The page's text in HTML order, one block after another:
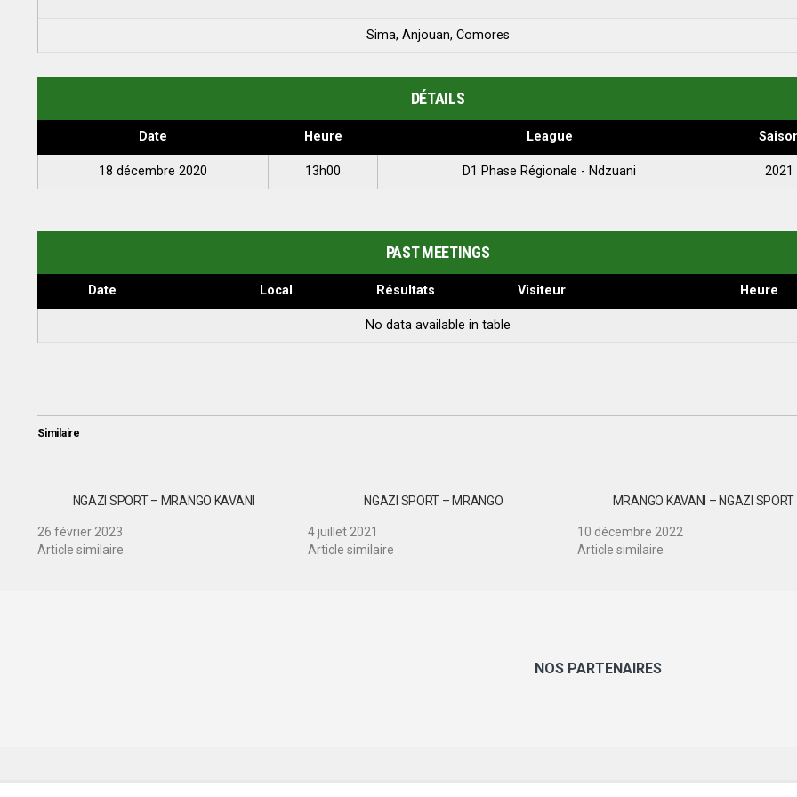
Sima, Anjouan, Comores
DÉTAILS
Date Heure League
18 décembre 2020 13h00 D1 Phase Régionale - Ndzuani 2021
PAST MEETINGS
Date Local Résultats Visiteur Heure
No data available in table
Similaire
NGAZI SPORT – MRANGO KAVANI
26 février 2023
Article similaire
NGAZI SPORT – MRANGO
4 juillet 2021
Article similaire
MRANGO KAVANI – NGAZI SPORT
10 décembre 2022
Article similaire
NOS PARTENAIRES